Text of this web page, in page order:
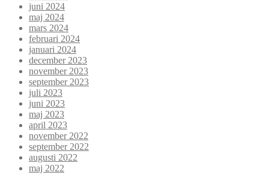
juni 2024
maj 2024
mars 2024
februari 2024
januari 2024
december 2023
november 2023
september 2023
juli 2023
juni 2023
maj 2023
april 2023
november 2022
september 2022
augusti 2022
maj 2022